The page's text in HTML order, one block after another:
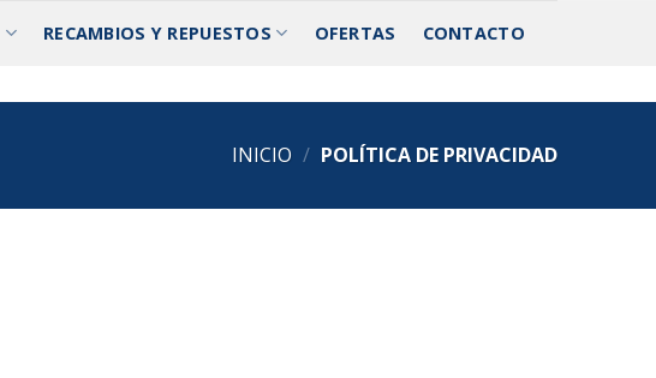
RECAMBIOS Y REPUESTOS OFERTAS CONTACTO
INICIO / POLÍTICA DE PRIVACIDAD